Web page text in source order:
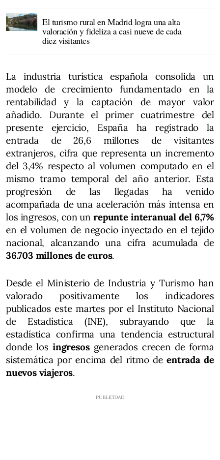
El turismo rural en Madrid logra una alta
valoración y fideliza a casi nueve de cada
diez visitantes
La industria turística española consolida un
modelo de crecimiento fundamentado en la
rentabilidad y la captación de mayor valor
añadido. Durante el primer cuatrimestre del
presente ejercicio, España ha registrado la
entrada de 26,6 millones de visitantes
extranjeros, cifra que representa un incremento
del 3,4% respecto al volumen computado en el
mismo tramo temporal del año anterior. Esta
progresión de las llegadas ha venido
acompañada de una aceleración más intensa en
los ingresos, con unrepunte interanual del 6,7%
en el volumen de negocio inyectado en el tejido
nacional, alcanzando una cifra acumulada de
36.703 millones de euros.
Desde el Ministerio de Industria y Turismo han
valorado positivamente los indicadores
publicados este martes por el Instituto Nacional
de Estadística (INE), subrayando que la
estadística confirma una tendencia estructural
donde los ingresos generados crecen de forma
sistemática por encima del ritmo deentrada de
nuevos viajeros.